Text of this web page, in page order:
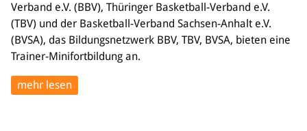
Verband e.V. (BBV), Thüringer Basketball-Verband e.V.
(TBV) und der Basketball-Verband Sachsen-Anhalt e.V.
(BVSA), das Bildungsnetzwerk BBV, TBV, BVSA, bieten eine
Trainer-Minifortbildung an.
mehr lesen